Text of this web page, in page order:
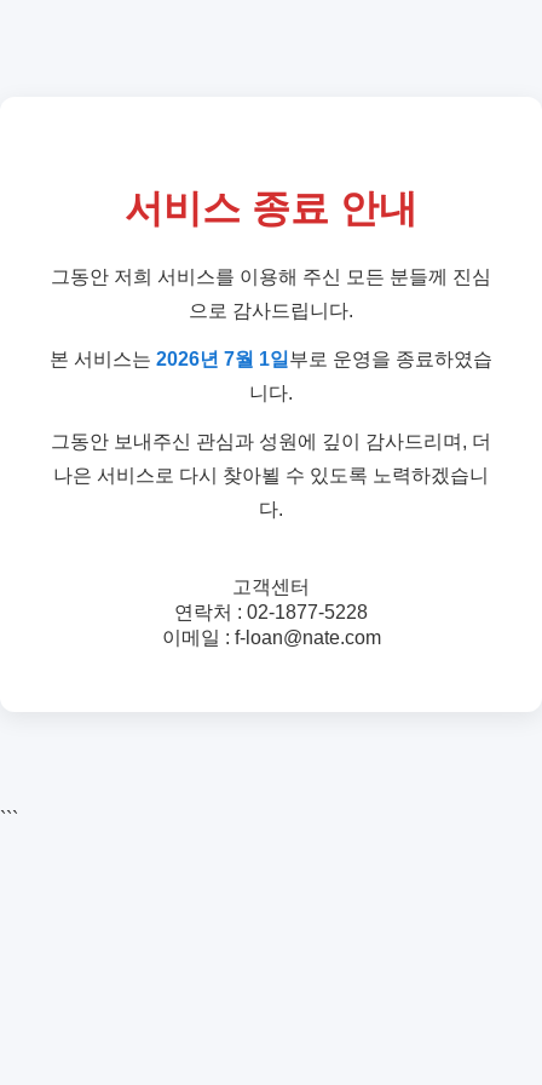
서비스 종료 안내
그동안 저희 서비스를 이용해 주신 모든 분들께 진심
으로 감사드립니다.
본 서비스는 2026년 7월 1일부로 운영을 종료하였습
니다.
그동안 보내주신 관심과 성원에 깊이 감사드리며, 더
나은 서비스로 다시 찾아뵐 수 있도록 노력하겠습니
다.
고객센터
연락처 : 02-1877-5228
이메일 : f-loan@nate.com
```